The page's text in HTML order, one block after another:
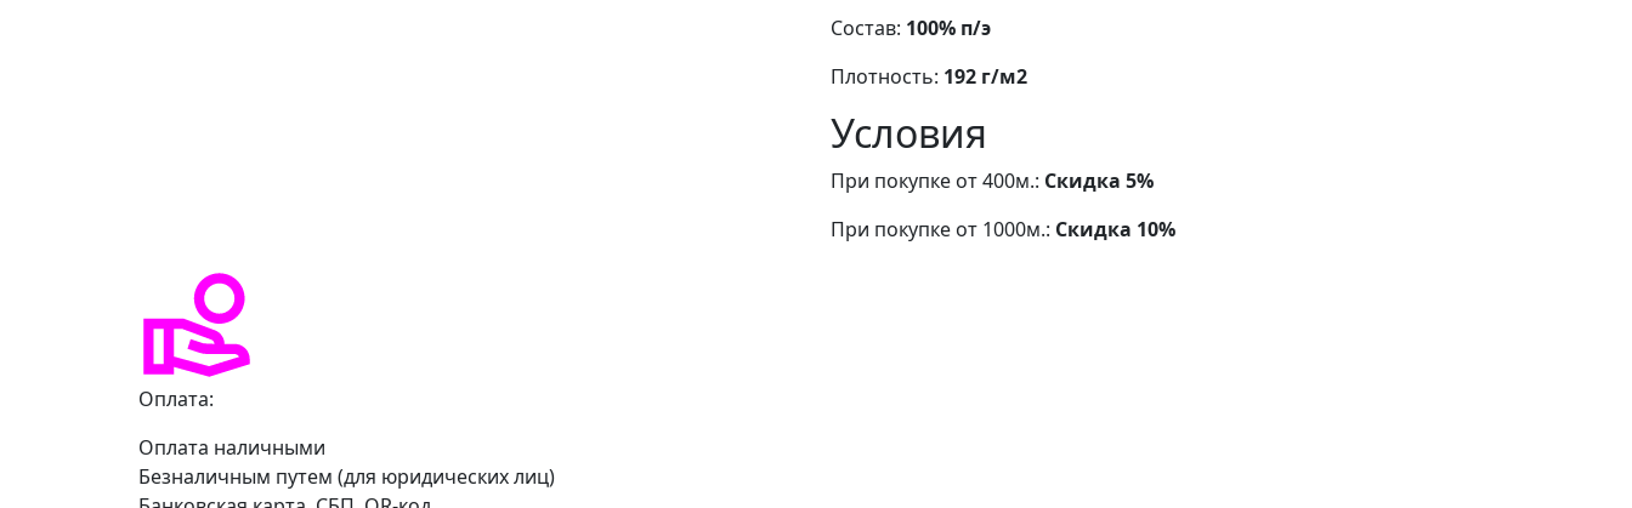
Состав: 100% п/э
Плотность: 192 г/м2
Условия
При покупке от 400м.: Скидка 5%
При покупке от 1000м.: Скидка 10%
Оплата:
Оплата наличными
Безналичным путем (для юридических лиц)